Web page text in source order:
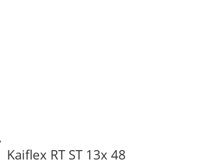
Kaiflex RT ST 13x 48